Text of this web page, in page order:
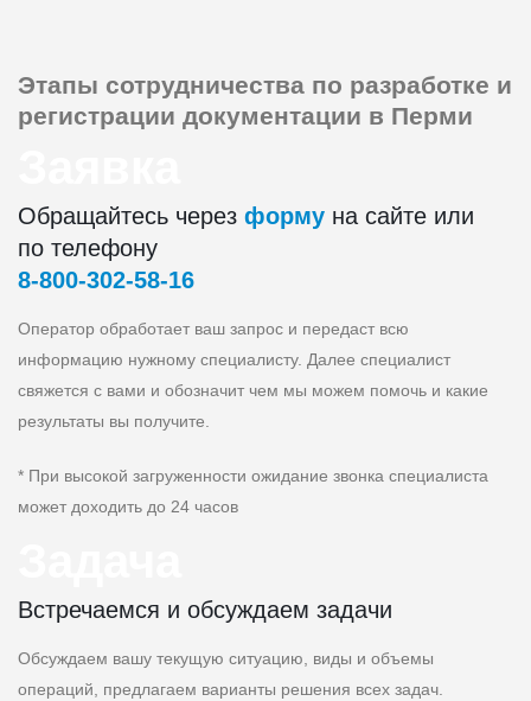
Этапы сотрудничества по разработке и
регистрации документации в Перми
Обращайтесь через форму на сайте или
по телефону
8‑800‑302‑58‑16
Оператор обработает ваш запрос и передаст всю
информацию нужному специалисту. Далее специалист
свяжется с вами и обозначит чем мы можем помочь и какие
результаты вы получите.
* При высокой загруженности ожидание звонка специалиста
может доходить до 24 часов
Встречаемся и обсуждаем задачи
Обсуждаем вашу текущую ситуацию, виды и объемы
операций, предлагаем варианты решения всех задач.